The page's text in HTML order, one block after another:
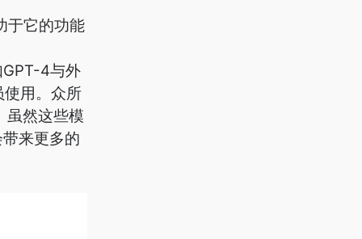
于它的功能
4与外
用。 众所
虽然这些模
来更多的